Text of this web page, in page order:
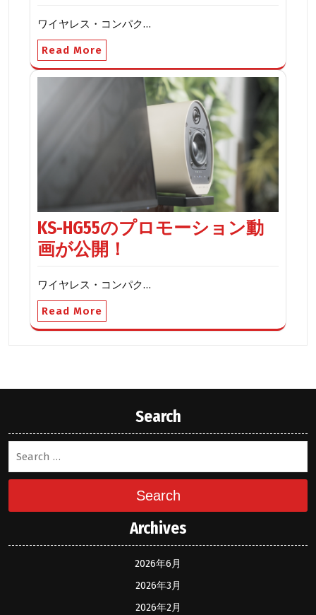
ワイヤレス・コンパク…
Read More
KS-HG55のプロモーション動
画が公開！
ワイヤレス・コンパク…
Read More
Search
Search
Archives
2026年6月
2026年3月
2026年2月